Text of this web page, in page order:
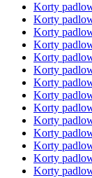
Korty
Korty
Korty
Korty
Korty
Korty
Korty
Korty
Korty
Korty
Korty
Korty
Korty
Korty